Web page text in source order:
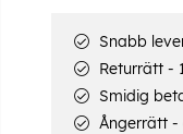
Snabb
Returrätt -
Smidig
Ångerrätt -